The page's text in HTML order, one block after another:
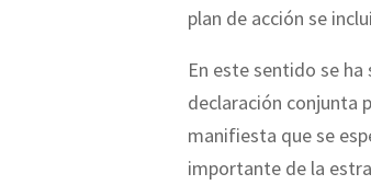
plan de acción se
En este sentido se
declaración conjunta
manifiesta que se
importante de la